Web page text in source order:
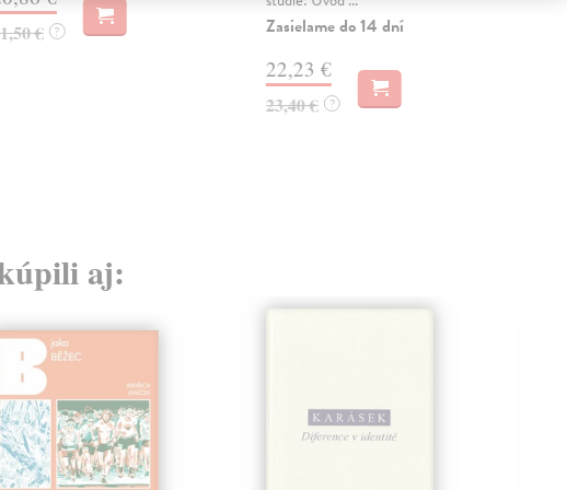
€ ? Zasielame do 14 dní
22,23 €
23,40 € ?
aj: